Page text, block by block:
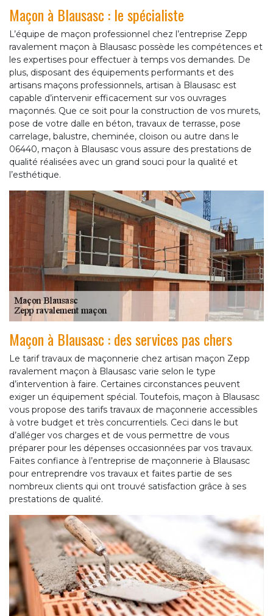
Maçon à Blausasc : le spécialiste
L’équipe de maçon professionnel chez l’entreprise Zepp
ravalement maçon à Blausasc possède les compétences et
les expertises pour effectuer à temps vos demandes. De
plus, disposant des équipements performants et des
artisans maçons professionnels, artisan à Blausasc est
capable d’intervenir efficacement sur vos ouvrages
maçonnés. Que ce soit pour la construction de vos murets,
pose de votre dalle en béton, travaux de terrasse, pose
carrelage, balustre, cheminée, cloison ou autre dans le
06440, maçon à Blausasc vous assure des prestations de
qualité réalisées avec un grand souci pour la qualité et
l’esthétique.
Maçon à Blausasc : des services pas chers
Le tarif travaux de maçonnerie chez artisan maçon Zepp
ravalement maçon à Blausasc varie selon le type
d’intervention à faire. Certaines circonstances peuvent
exiger un équipement spécial. Toutefois, maçon à Blausasc
vous propose des tarifs travaux de maçonnerie accessibles
à votre budget et très concurrentiels. Ceci dans le but
d’alléger vos charges et de vous permettre de vous
préparer pour les dépenses occasionnées par vos travaux.
Faites confiance à l’entreprise de maçonnerie à Blausasc
pour entreprendre vos travaux et faites partie de ses
nombreux clients qui ont trouvé satisfaction grâce à ses
prestations de qualité.